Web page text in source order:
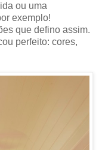
ou uma
exemplo!
que defino assim.
perfeito: cores,